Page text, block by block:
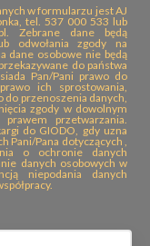
w formularzu jest AJ
tel. 537 000 533 lub
Zebrane dane będą
odwołania zgody na
dane osobowe nie będą
do państwa
Pan/Pani prawo do
ich sprostowania,
do przenoszenia danych,
zgody w dowolnym
przetwarzania.
do GIODO, gdy uzna
Pani/Pana dotyczących ,
o ochronie danych
danych osobowych w
niepodania danych